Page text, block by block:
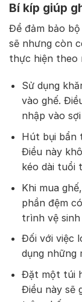
Bí kíp giúp
Để đảm bảo
sẽ nhưng còn
thực hiện theo
Sử dụng
vào ghế.
nhập vào
Hút bụi bẩn
Điều này
kéo dài tuổi
Khi mua
phần đệm
trình vệ sinh
Đối với việc
dụng những
Đặt một túi
Điều này sẽ